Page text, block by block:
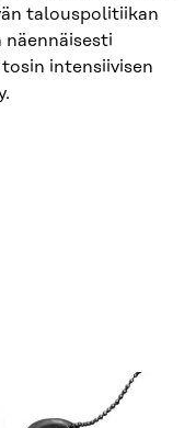
talouspolitiikan
intensiivisen